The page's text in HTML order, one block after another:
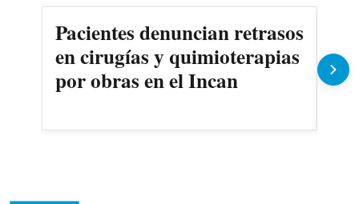
Pacientes denuncian retrasos
en cirugías y quimioterapias
por obras en el Incan